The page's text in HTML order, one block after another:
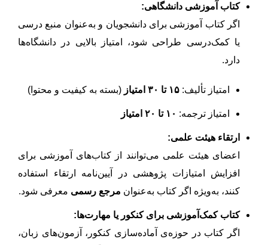
کتاب آموزشی دانشگاهی:
اگر کتاب آموزشی برای دانشجویان و به‌عنوان منبع درسی
یا کمک‌درسی طراحی شود، امتیاز بالایی در دانشگاه‌ها
دارد.
امتیاز تألیف: ۱۵ تا ۳۰ امتیاز (بسته به کیفیت و محتوا)
امتیاز ترجمه: ۱۰ تا ۲۰ امتیاز
ارتقاء هیئت علمی:
اعضای هیئت علمی می‌توانند از کتاب‌های آموزشی برای
افزایش امتیازات پژوهشی در آیین‌نامه ارتقاء استفاده
کنند، به‌ویژه اگر کتاب به‌عنوان مرجع رسمی معرفی شود.
کتاب کمک‌آموزشی برای کنکور یا مهارت‌ها:
اگر کتاب در حوزه‌ی آماده‌سازی کنکور، آزمون‌های زبان،